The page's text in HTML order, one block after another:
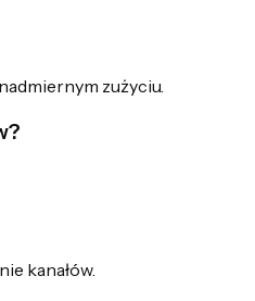
zużyciu.
kanałów.